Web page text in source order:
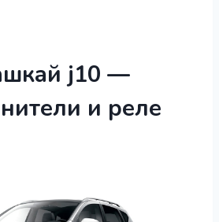
j10 —
и реле